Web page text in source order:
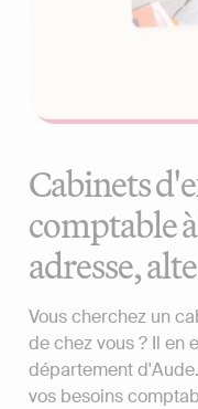
Cabinets
comptable
adresse,
Vous cherchez un
de chez vous ? Il en
département
vos besoins